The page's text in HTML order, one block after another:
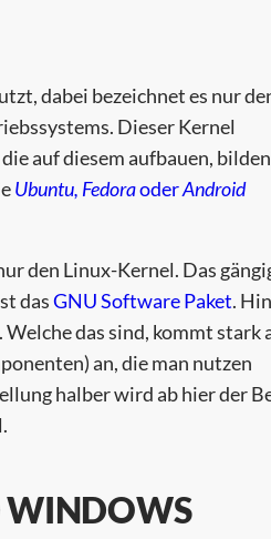
dabei bezeichnet es nur
Dieser Kernel
auf diesem aufbauen, bilden
Ubuntu, FedoraoderAndroid
den Linux-Kernel. Das
dasGNU Software Paket.
das sind, kommt stark
an, die man nutzen
halber wird ab hier der
WINDOWS